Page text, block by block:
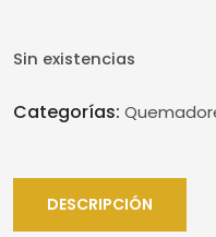
Sin existencias
Categorías:
DESCRIPCIÓN